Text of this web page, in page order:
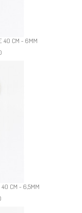
40 CM - 6MM
40 CM - 6,5MM